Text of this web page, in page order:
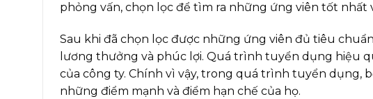
phỏng vấn, chọn lọc để tìm ra những ứng viên tốt nhất
Sau khi đã chọn lọc được những ứng viên đủ tiêu
lương thưởng và phúc lợi. Quá trình tuyển dụng hiệu
của công ty. Chính vì vậy, trong quá trình tuyển dụng,
những điểm mạnh và điểm hạn chế của họ.